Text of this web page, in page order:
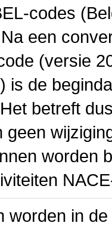
codes
een
(versie
is de
betreft
geen
worden
worden in